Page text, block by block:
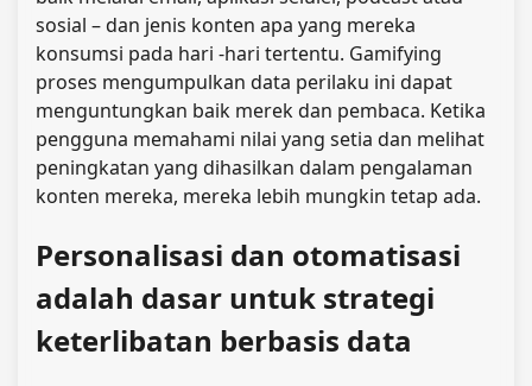
sosial – dan jenis konten apa yang mereka
konsumsi pada hari -hari tertentu. Gamifying
proses mengumpulkan data perilaku ini dapat
menguntungkan baik merek dan pembaca. Ketika
pengguna memahami nilai yang setia dan melihat
peningkatan yang dihasilkan dalam pengalaman
konten mereka, mereka lebih mungkin tetap ada.
Personalisasi dan otomatisasi
adalah dasar untuk strategi
keterlibatan berbasis data